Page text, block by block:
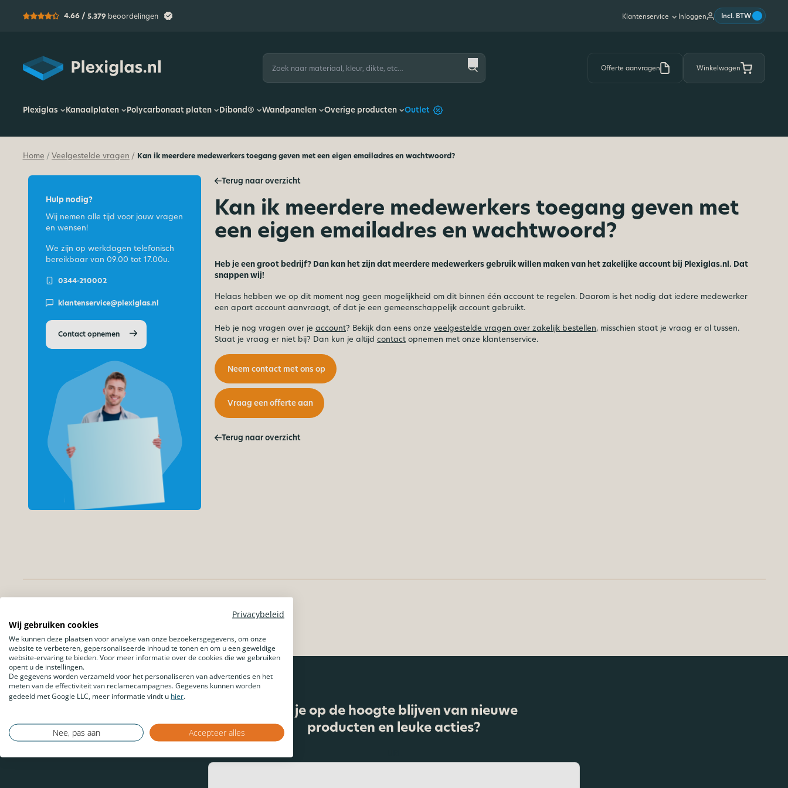
4.66 / 5.379 beoordelingen Klantenservice | Inloggen Incl. BTW
Plexiglas
Zoeken
naar:
Offerte aanvragen Winkelwagen
Plexiglas Kanaalplaten Polycarbonaat platen Dibond® Wandpanelen Overige producten Outlet
Home / Veelgestelde vragen / Kan ik meerdere medewerkers toegang geven met een eigen emailadres en wachtwoord?
Hulp nodig?
Wij nemen alle tijd voor jouw vragen
en wensen!
We zijn op werkdagen telefonisch
bereikbaar van 09.00 tot 17.00u.
0344-210002
klantenservice@plexiglas.nl
Contact opnemen
Terug naar overzicht
Kan ik meerdere medewerkers toegang geven met
een eigen emailadres en wachtwoord?
Heb je een groot bedrijf? Dan kan het zijn dat meerdere medewerkers gebruik willen maken van het zakelijke account bij Plexiglas.nl. Dat
snappen wij!
Helaas hebben we op dit moment nog geen mogelijkheid om dit binnen één account te regelen. Daarom is het nodig dat iedere medewerker
een apart account aanvraagt, of dat je een gemeenschappelijk account gebruikt.
Heb je nog vragen over je account? Bekijk dan eens onze veelgestelde vragen over zakelijk bestellen, misschien staat je vraag er al tussen.
Staat je vraag er niet bij? Dan kun je altijd contactopnemen met onze klantenservice.
Neem contact met ons op
Vraag een offerte aan
Terug naar overzicht
Wij je op de hoogte blijven van nieuwe
producten en leuke acties?
Privacybeleid
Wij gebruiken cookies
We kunnen deze plaatsen voor analyse van onze bezoekersgegevens, om onze
website te verbeteren, gepersonaliseerde inhoud te tonen en om u een geweldige
website-ervaring te bieden. Voor meer informatie over de cookies die we gebruiken
opent u de instellingen.
De gegevens worden verzameld voor het personaliseren van advertenties en het
meten van de effectiviteit van reclamecampagnes. Gegevens kunnen worden
gedeeld met Google LLC, meer informatie vindt u hier.
Nee, pas aan Accepteer alles